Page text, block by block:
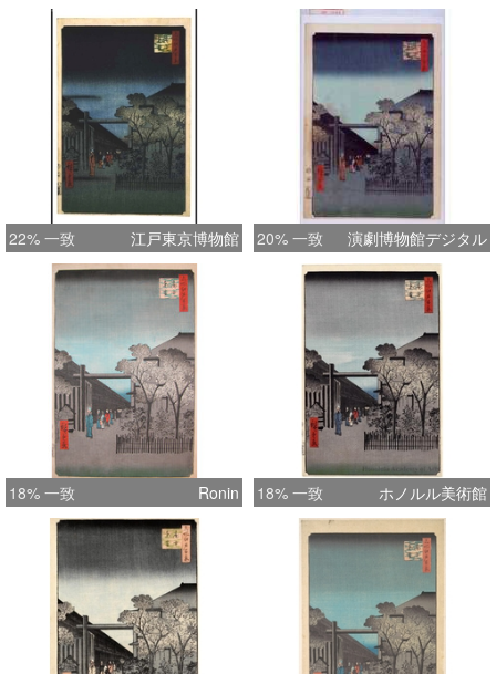
22% 一致 江戸東京博物館 20% 一致 演劇博物館デジタル
18% 一致 Ronin 18% 一致 ホノルル美術館